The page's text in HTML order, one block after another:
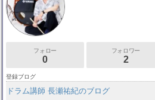
フォロー
0
フォロワー
2
登録ブログ
ドラム講師 長瀬祐紀のブログ